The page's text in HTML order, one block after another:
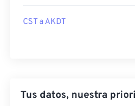
CST a AKDT
Tus datos, nuestra